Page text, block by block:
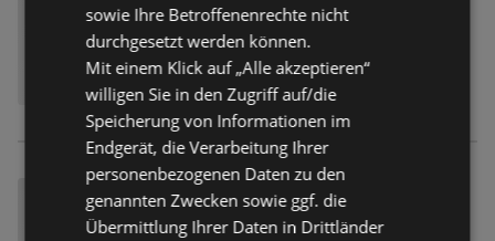
sowie Ihre Betroffenenrechte nicht
durchgesetzt werden können.
Mit einem Klick auf „Alle akzeptieren“
willigen Sie in den Zugriff auf/die
Speicherung von Informationen im
Endgerät, die Verarbeitung Ihrer
personenbezogenen Daten zu den
genannten Zwecken sowie ggf. die
Übermittlung Ihrer Daten in Drittländer